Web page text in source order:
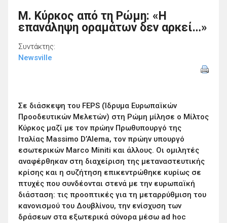
M. Kύρκος από τη Ρώμη: «Η
επανάληψη οραμάτων δεν αρκεί…»
Συντάκτης:
Newsville
Σε διάσκεψη του FEPS (Ίδρυμα Ευρωπαϊκών
Προοδευτικών Μελετών) στη Ρώμη μίλησε ο Μίλτος
Κύρκος μαζί με τον πρώην Πρωθυπουργό της
Ιταλίας Massimo D’Alema, τον πρώην υπουργό
εσωτερικών Marco Miniti και άλλους. Οι ομιλητές
αναφέρθηκαν στη διαχείριση της μεταναστευτικής
κρίσης και η συζήτηση επικεντρώθηκε κυρίως σε
πτυχές που συνδέονται στενά με την ευρωπαϊκή
διάσταση: τις προοπτικές για τη μεταρρύθμιση του
κανονισμού του Δουβλίνου, την ενίσχυση των
δράσεων στα εξωτερικά σύνορα μέσω ad hoc